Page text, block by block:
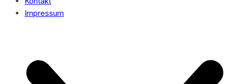
Impressum